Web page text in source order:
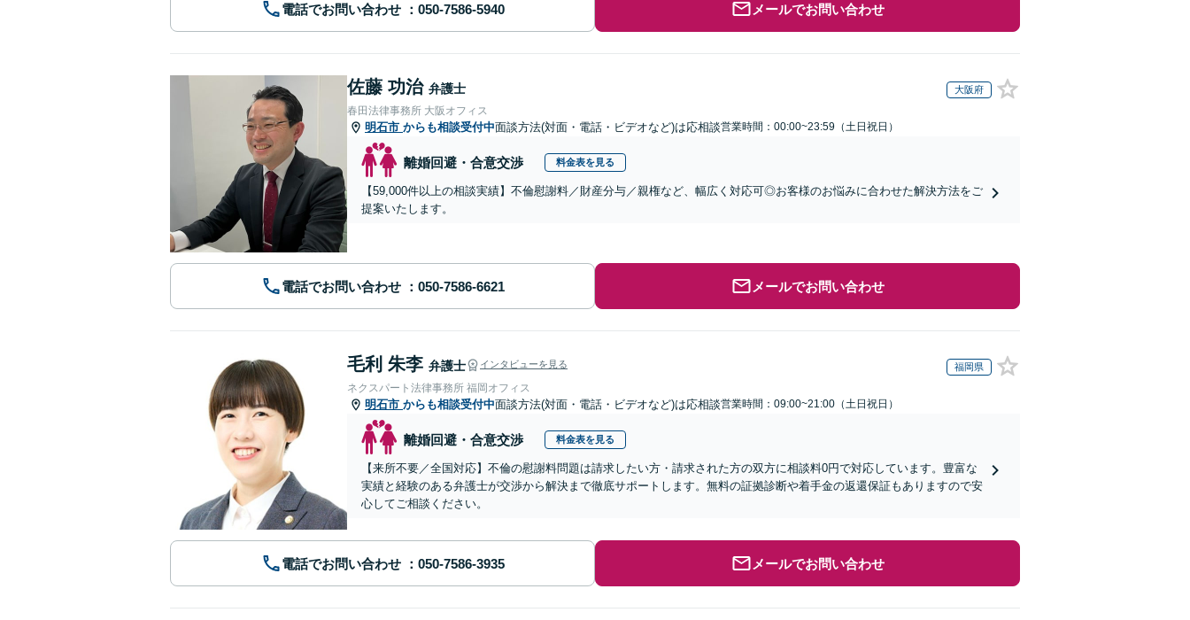
電話でお問い合わせ メールでお問い合わせ
佐藤 功治 弁護士 大阪府
春田法律事務所 大阪オフィス
明石市 からも相談受付中面談方法(対面・電話・ビデオなど)は応相談営業時間：00:00~23:59（土日祝日）
離婚回避・合意交渉 料金表を見る
【59,000件以上の相談実績】不倫慰謝料／財産分与／親権など、幅広く対応可◎お客様のお悩みに合わせた解決方法をご
提案いたします。
電話でお問い合わせ メールでお問い合わせ
毛利 朱李 弁護士 インタビューを見る 福岡県
ネクスパート法律事務所 福岡オフィス
明石市 からも相談受付中面談方法(対面・電話・ビデオなど)は応相談営業時間：09:00~21:00（土日祝日）
離婚回避・合意交渉 料金表を見る
【来所不要／全国対応】不倫の慰謝料問題は請求したい方・請求された方の双方に相談料0円で対応しています。豊富な
実績と経験のある弁護士が交渉から解決まで徹底サポートします。無料の証拠診断や着手金の返還保証もありますので安
心してご相談ください。
電話でお問い合わせ メールでお問い合わせ